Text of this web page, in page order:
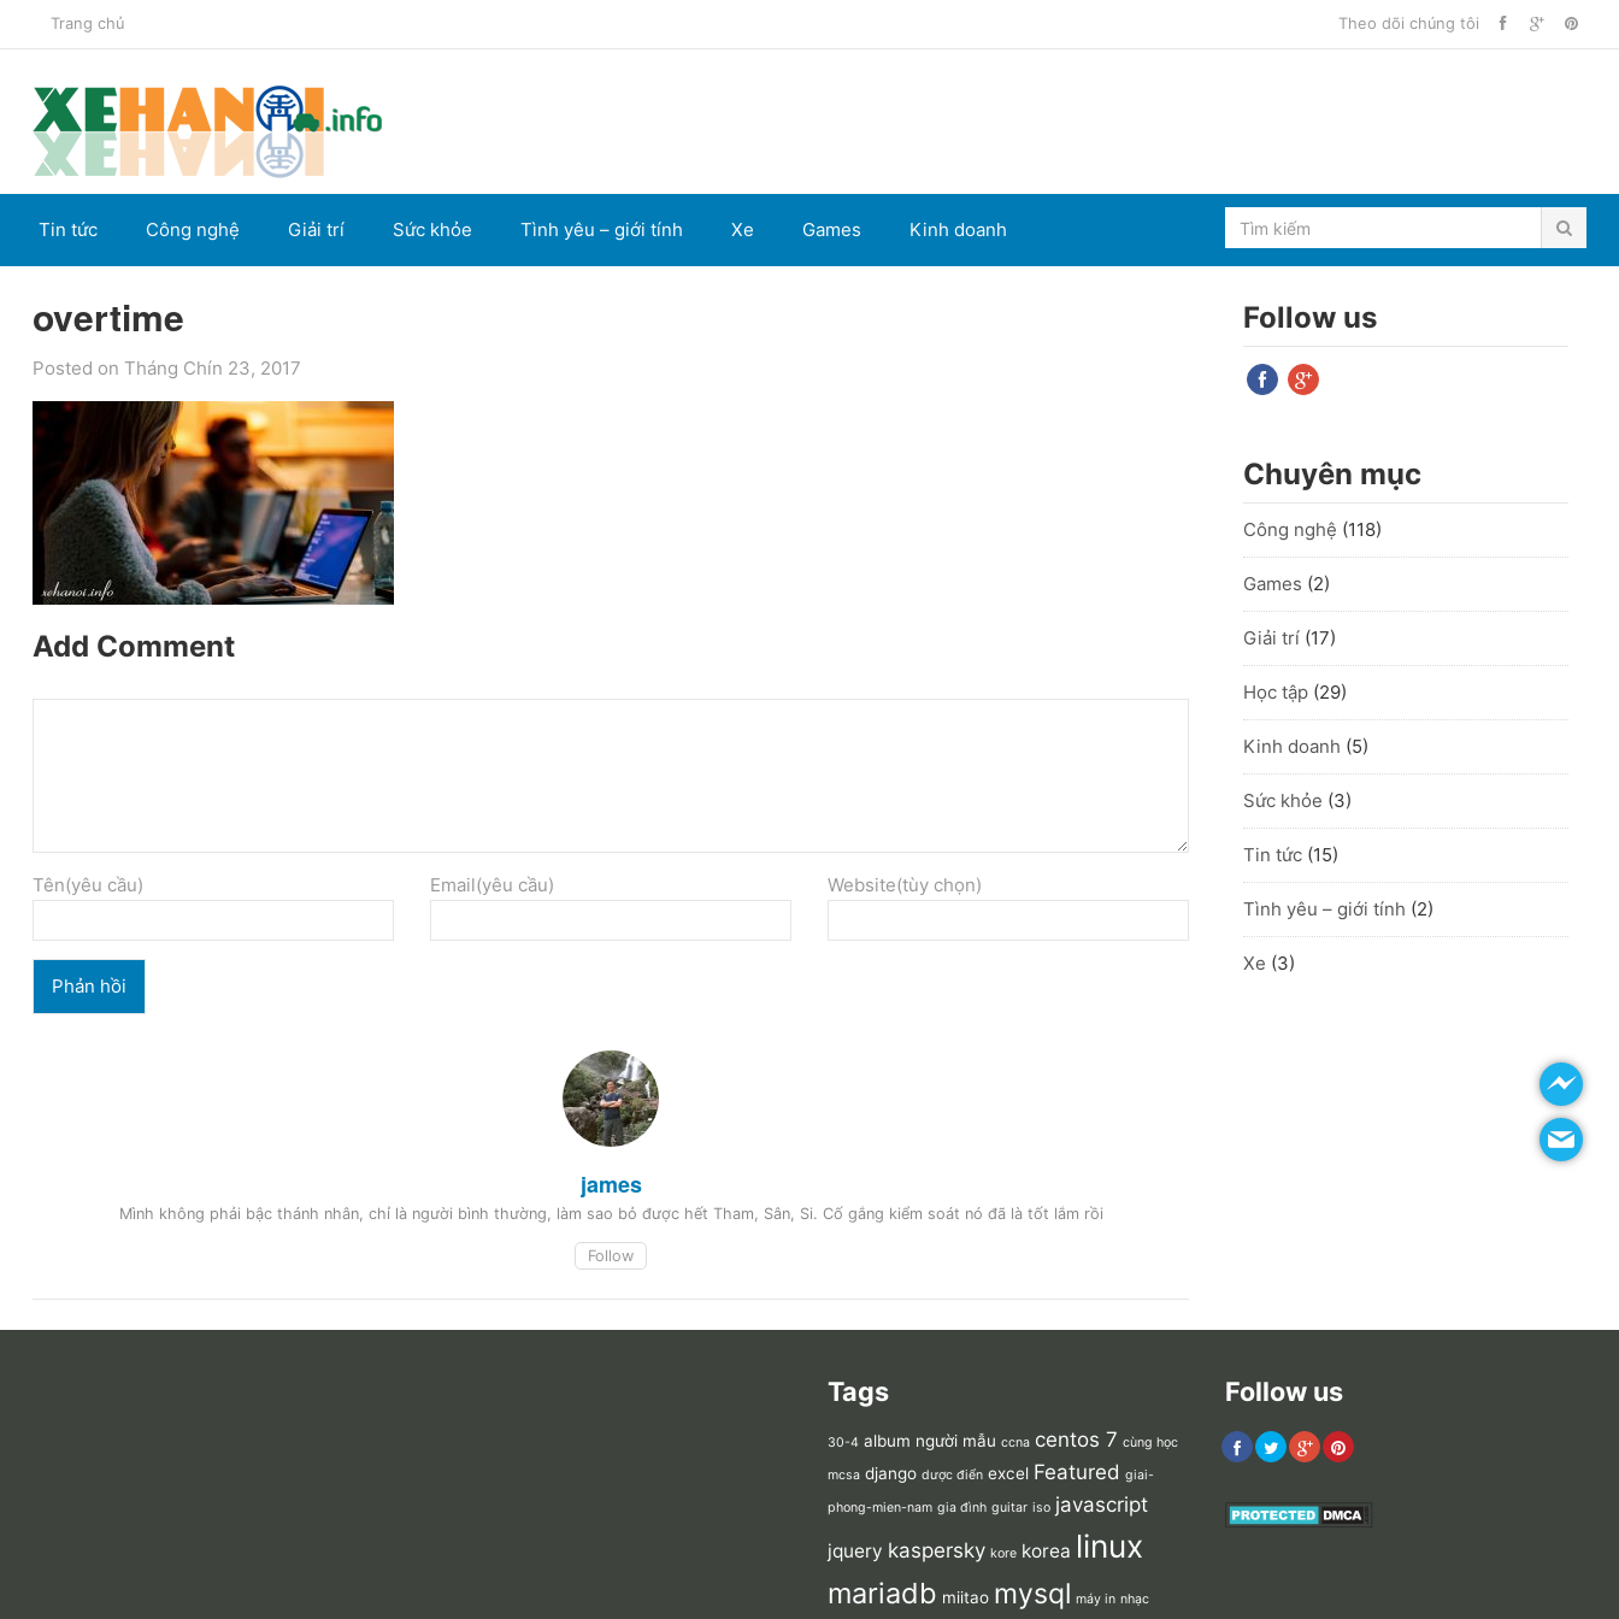
Trang chủ Theo dõi chúng tôi
Tin tức Công nghệ Giải trí Sức khỏe Tình yêu – giới tính Xe Games Kinh doanh
overtime
Posted on Tháng Chín 23, 2017
Add Comment
Tên(yêu cầu) Email(yêu cầu) Website(tùy chọn)
james
Mình không phải bậc thánh nhân, chỉ là người bình thường, làm sao bỏ được hết Tham, Sân, Si. Cố gắng kiểm soát nó đã là tốt lắm rồi
Follow
Follow us
Chuyên mục
Công nghệ (118)
Games (2)
Giải trí (17)
Học tập (29)
Kinh doanh (5)
Sức khỏe (3)
Tin tức (15)
Tình yêu – giới tính (2)
Xe (3)
Tags
30-4 album người mẫu ccna centos 7 cùng học
mcsa django dược điển excel Featured giai-
phong-mien-nam gia đình guitar iso javascript
jquery kaspersky kore korea linux
mariadb miitao mysql máy in nhạc
Follow us